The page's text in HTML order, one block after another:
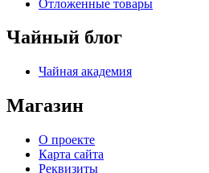
Отложенные товары
Чайный блог
Чайная академия
Магазин
О проекте
Карта сайта
Реквизиты